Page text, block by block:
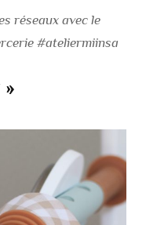
réseaux avec le
#ateliermiinsa